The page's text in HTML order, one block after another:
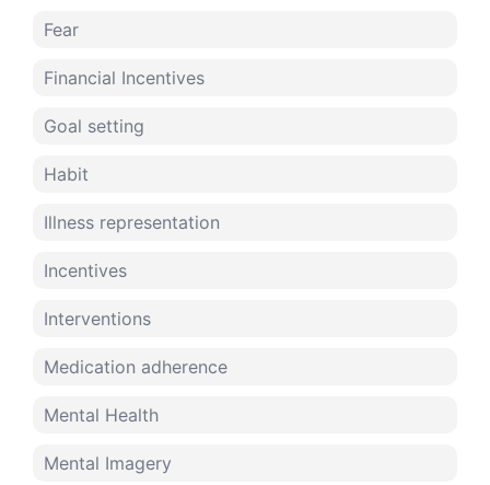
Fear
Financial Incentives
Goal setting
Habit
Illness representation
Incentives
Interventions
Medication adherence
Mental Health
Mental Imagery